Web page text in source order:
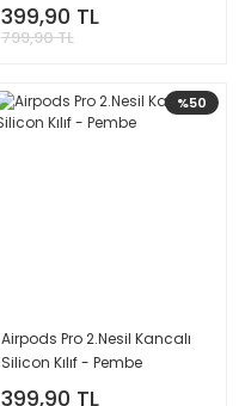
399,90 TL
799,90 TL
%50
Airpods Pro 2.Nesil Kancalı
Silicon Kılıf - Pembe
399,90 TL